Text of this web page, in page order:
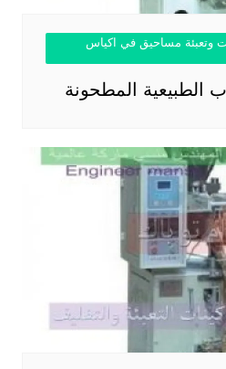
وتعبئة مساحيق في اكياس
الطبيعية المطحونة